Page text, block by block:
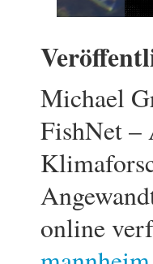
Michael
FishNet –
online